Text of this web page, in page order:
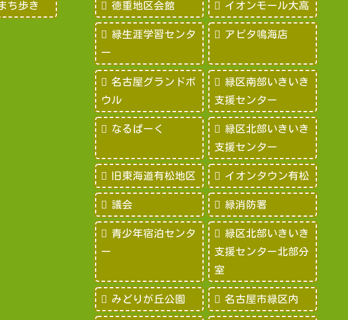
ち歩き 徳重地区会館 イオンモール大高
緑生涯学習センタ
ー
アピタ鳴海店
名古屋グランドボ
ウル
緑区南部いきいき
支援センター
なるぱーく
緑区北部いきいき
支援センター
旧東海道有松地区 イオンタウン有松
議会 緑消防署
青少年宿泊センタ
ー
緑区北部いきいき
支援センター北部分
室
みどりが丘公園 名古屋市緑区内